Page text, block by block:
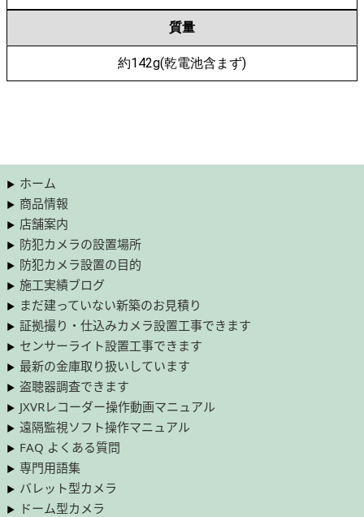
質量
約142g(乾電池含まず)
ホーム
商品情報
店舗案内
防犯カメラの設置場所
防犯カメラ設置の目的
施工実績ブログ
まだ建っていない新築のお見積り
証拠撮り・仕込みカメラ設置工事できます
センサーライト設置工事できます
最新の金庫取り扱いしています
盗聴器調査できます
JXVRレコーダー操作動画マニュアル
遠隔監視ソフト操作マニュアル
FAQ よくある質問
専門用語集
バレット型カメラ
ドーム型カメラ